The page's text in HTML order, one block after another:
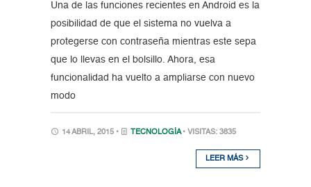
Una de las funciones recientes en Android es la
posibilidad de que el sistema no vuelva a
protegerse con contraseña mientras este sepa
que lo llevas en el bolsillo. Ahora, esa
funcionalidad ha vuelto a ampliarse con nuevo
modo
14 ABRIL, 2015 • TECNOLOGÍA • VISITAS: 3835
LEER MÁS